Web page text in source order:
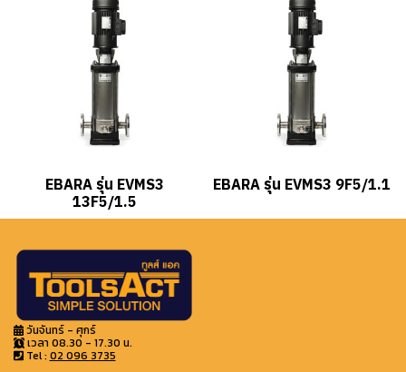
EBARA รุ่น EVMS3
13F5/1.5
EBARA รุ่น EVMS3 9F5/1.1
วันจันทร์ - ศุกร์
เวลา 08.30 - 17.30 น.
Tel : 02 096 3735